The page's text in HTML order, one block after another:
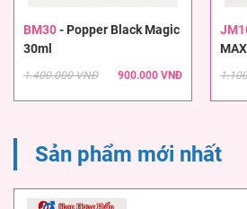
BM30- Popper Black Magic
30ml
1.400.000 VNĐ 900.000 VNĐ
Sản phẩm mới nhất